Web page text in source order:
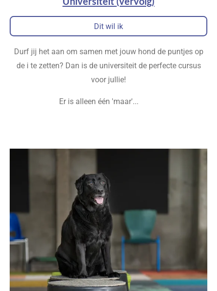
Dit wil ik
Durf jij het aan om samen met jouw hond de puntjes op
de i te zetten? Dan is de universiteit de perfecte cursus
voor jullie!
Er is alleen één 'maar'...